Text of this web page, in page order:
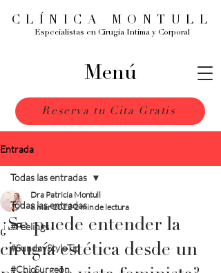
Reserva tu Cita Gratis
CLÍNICA MONTULL
Especialistas en Cirugía Intima y Corporal
Menú
Entrada
Todas las entradas
#Feelings
#SundayStyleTip
#ChicSurgeon
Todas las entradas
¿Se puede entender la
cirugía estética desde un
Dra Patricia Montull
8 mar 2022 2 min de lectura